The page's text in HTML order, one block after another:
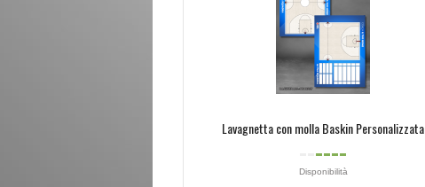
Lavagnetta con molla Baskin Personalizzata
Disponibilità